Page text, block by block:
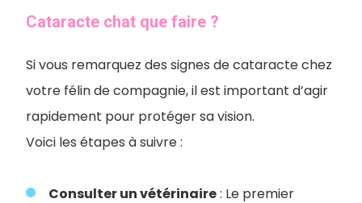
Cataracte chat que faire ?
Si vous remarquez des signes de cataracte chez
votre félin de compagnie, il est important d’agir
rapidement pour protéger sa vision.
Voici les étapes à suivre :
Consulter un vétérinaire: Le premier